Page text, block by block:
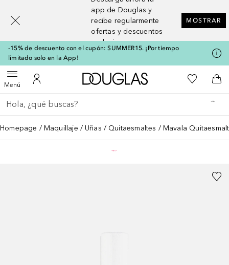
app de Douglas y
recibe regularmente
ofertas y descuentos
exclusivos
MOSTRAR
-15% de descuento con el cupón: SUMMER15. ¡Por tiempo
limitado solo en la App!
MenúAbrir menúMi cuenta
A Douglas HomeMi lista de
A
Regresar
Ejecutar búsqueda
Homepage Maquillaje Uñas Quitaesmaltes Mavala
[navigation.slideout.screenreader]